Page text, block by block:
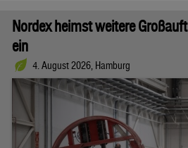
Nordex heimst weitere
ein
4. August 2026, Hamburg